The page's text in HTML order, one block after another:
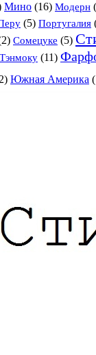
Мино (16) Модерн
(5) Португалия
Сомецуке (5)
Тэнмоку (11)
Южная Америка